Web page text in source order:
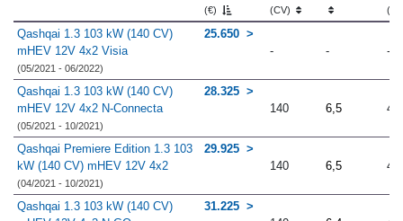
(€) (CV)
Qashqai 1.3 103 kW (140 CV)
mHEV 12V 4x2 Visia
(05/2021 - 06/2022)
25.650
-
- -
Qashqai 1.3 103 kW (140 CV)
mHEV 12V 4x2 N-Connecta
(05/2021 - 10/2021)
28.325
140
6,5
Qashqai Premiere Edition 1.3 103
kW (140 CV) mHEV 12V 4x2
(04/2021 - 10/2021)
29.925
140
6,5
Qashqai 1.3 103 kW (140 CV)
31.225